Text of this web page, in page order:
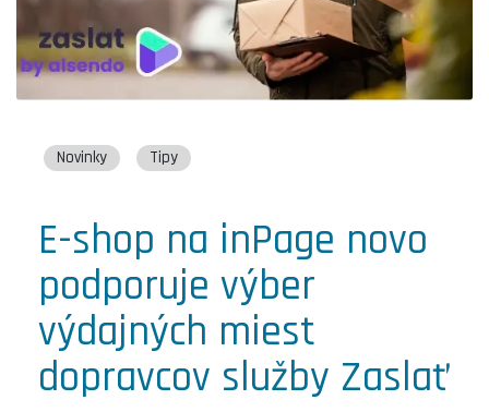
Novinky Tipy
E-shop na inPage novo
podporuje výber
výdajných miest
dopravcov služby Zaslať